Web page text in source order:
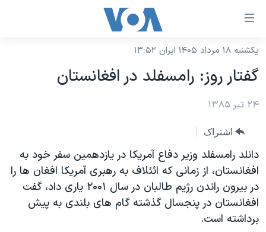
لینکهای
دسترسی
جهش
محتوای
جهش
به
صفحه
اصلی
جهش
به
نسخه سبک وب‌سایت
موضوع ها
ایران
آمریکا
جهان
ورزشی
گزیده‌ها
برنامه های تلویزیونی
جدول برنامه ها
صفحه‌های ویژه
جام جهانی ۲۰۲۶
عملیات خشم حماسی
فرکانس‌های صدای آمریکا
پخش رادیویی
یکشنبه ۱۸ مرداد ۱۴۰۵ ایران ۱۳:۵۲
گفتار روز: رامسفلد در افغانستان
۲۴ تیر ۱۳۸۵
اشتراک
دانلد رامسفلد وزير دفاع آمريکا در يازدهمين سفر خود به
افغانستان، از زمانی که ائئلاف به رهبری آمريکا افغان ها را
در بيرون راندن رژيم طالبان در سال ۲۰۰۱ ياری داد، گفت
افغانستان در پنجسال گذشته گام های بلندی به پيش
برداشته است.